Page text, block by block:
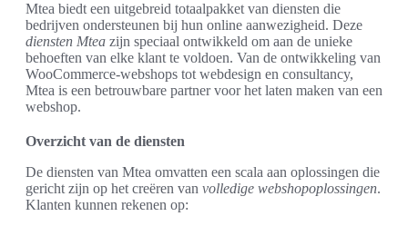
Mtea biedt een uitgebreid totaalpakket van diensten die
bedrijven ondersteunen bij hun online aanwezigheid. Deze
diensten Mtea zijn speciaal ontwikkeld om aan de unieke
behoeften van elke klant te voldoen. Van de ontwikkeling van
WooCommerce-webshops tot webdesign en consultancy,
Mtea is een betrouwbare partner voor het laten maken van een
webshop.
Overzicht van de diensten
De diensten van Mtea omvatten een scala aan oplossingen die
gericht zijn op het creëren van volledige webshopoplossingen.
Klanten kunnen rekenen op: